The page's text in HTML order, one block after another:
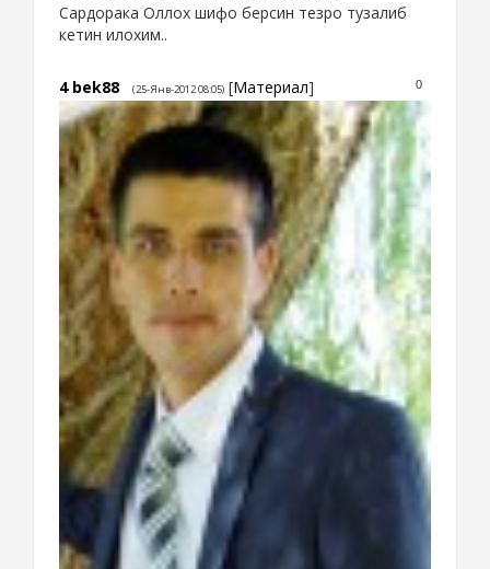
Сардорака Оллох шифо берсин тезро тузалиб
кетин илохим..
0
4 bek88 (25-Янв-2012 08:05) [Материал]